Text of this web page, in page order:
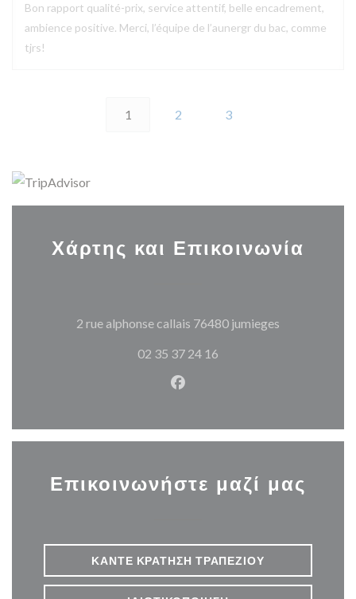
Bon rapport qualité-prix, service attentif, belle encadrement,
ambience positive. Merci, l’équipe de l’aunergr du bac, comme
tjrs!
1 2 3
Χάρτης και Επικοινωνία
2 rue alphonse callais 76480 jumieges
02 35 37 24 16
Facebook ((ανοίγει σε νέο
Επικοινωνήστε μαζί μας
ΚΆΝΤΕ ΚΡΆΤΗΣΗ ΤΡΑΠΕΖΙΟΎ